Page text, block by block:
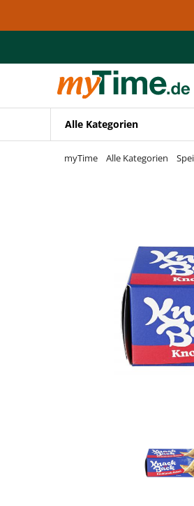
Zur Navigation springen
Alle Kategorien
myTime Alle Kategorien